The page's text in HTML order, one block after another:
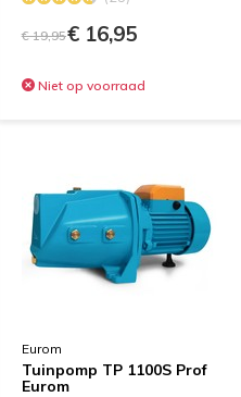
€ 19,95€ 16,95
Niet op voorraad
Eurom
Tuinpomp TP 1100S Prof
Eurom